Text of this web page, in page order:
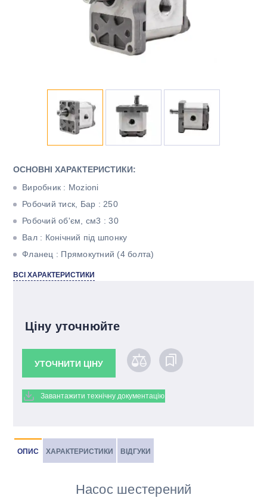
ОСНОВНІ ХАРАКТЕРИСТИКИ:
Виробник : Mozioni
Робочий тиск, Бар : 250
Робочий об'єм, см3 : 30
Вал : Конічний під шпонку
Фланец : Прямокутний (4 болта)
Кількість потоків : Однопоточний
ВСІ ХАРАКТЕРИСТИКИ
Ціну уточнюйте
УТОЧНИТИ ЦІНУ
Завантажити технічну документацію
ОПИС ХАРАКТЕРИСТИКИ ВІДГУКИ
Насос шестерений